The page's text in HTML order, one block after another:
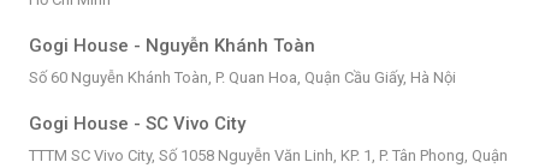
Gogi House - Nguyễn Khánh Toàn
Số 60 Nguyễn Khánh Toàn, P. Quan Hoa, Quận Cầu Giấy, Hà Nội
Gogi House - SC Vivo City
TTTM SC Vivo City, Số 1058 Nguyễn Văn Linh, KP. 1, P. Tân Phong, Quận